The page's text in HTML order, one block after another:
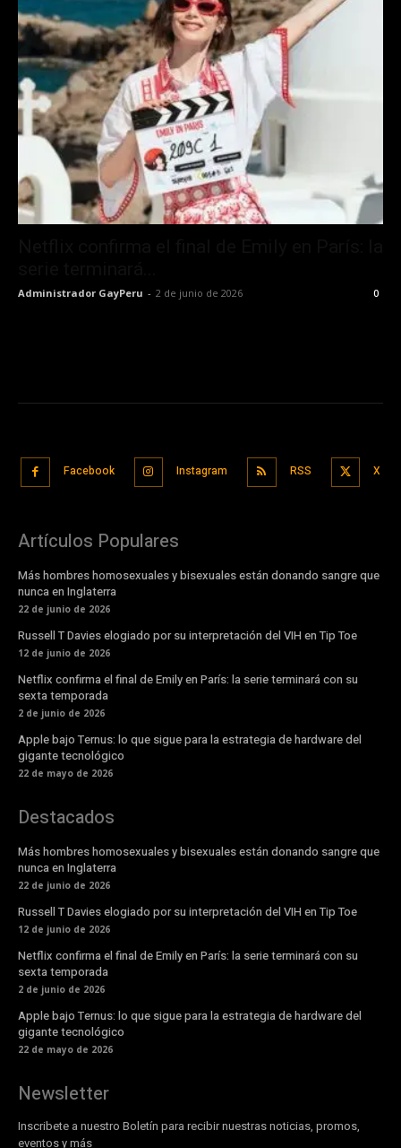
Administrador GayPeru - 2 de junio de 2026 0
Facebook Instagram RSS X
Artículos Populares
Más hombres homosexuales y bisexuales están donando sangre que
nunca en Inglaterra
22 de junio de 2026
Russell T Davies elogiado por su interpretación del VIH en Tip Toe
12 de junio de 2026
Netflix confirma el final de Emily en París: la serie terminará con su
sexta temporada
2 de junio de 2026
Apple bajo Ternus: lo que sigue para la estrategia de hardware del
gigante tecnológico
22 de mayo de 2026
Destacados
Más hombres homosexuales y bisexuales están donando sangre que
nunca en Inglaterra
22 de junio de 2026
Russell T Davies elogiado por su interpretación del VIH en Tip Toe
12 de junio de 2026
Netflix confirma el final de Emily en París: la serie terminará con su
sexta temporada
2 de junio de 2026
Apple bajo Ternus: lo que sigue para la estrategia de hardware del
gigante tecnológico
22 de mayo de 2026
Newsletter
Inscribete a nuestro Boletín para recibir nuestras noticias, promos,
eventos y más